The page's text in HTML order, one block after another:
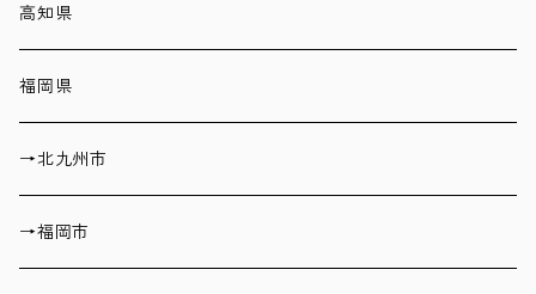
高知県
福岡県
→北九州市
→福岡市